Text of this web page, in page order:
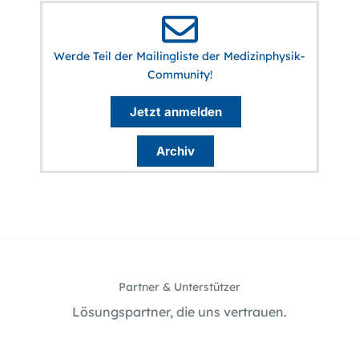
Werde Teil der Mailingliste der Medizinphysik-
Community!
Jetzt anmelden
Archiv
Partner & Unterstützer
Lösungspartner, die uns vertrauen.